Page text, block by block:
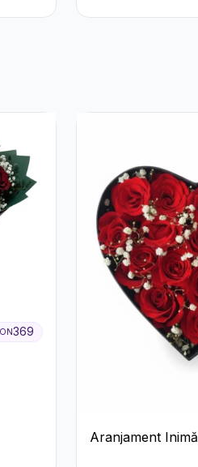
369
Aranjament